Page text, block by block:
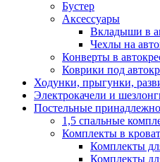
Бустер
Аксессуары
Вкладыши в
Чехлы на
Конверты в
Коврики под
Ходунки, прыгунки,
Электрокачели и
Постельные
1,5 спальные
Комплекты в
Комплекты
Комплекты